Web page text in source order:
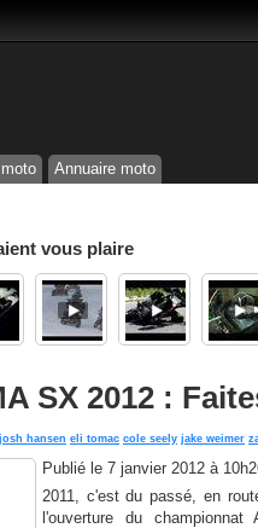
Annuaire moto
vous plaire
SX 2012 :
josh hansen eli tomac cole seely jake weimer
Publié le 7 janvier 2012 à
2011, c'est du passé, en
l'ouverture du